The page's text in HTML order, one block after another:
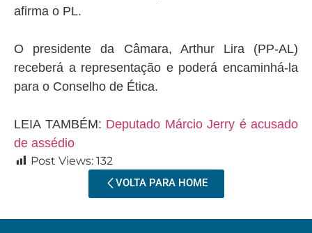
afirma o PL.
O presidente da Câmara, Arthur Lira (PP-AL)
receberá a representação e poderá encaminhá-la
para o Conselho de Ética.
LEIA TAMBÉM: Deputado Márcio Jerry é acusado
de assédio
Post Views: 132
VOLTA PARA HOME